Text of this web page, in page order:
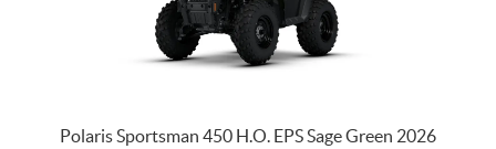
Polaris Sportsman 450 H.O. EPS Sage Green 2026